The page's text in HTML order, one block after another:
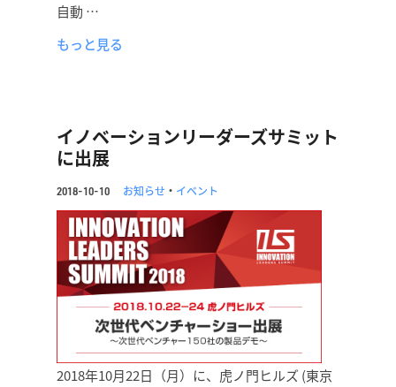
自動 …
もっと見る
イノベーションリーダーズサミット
に出展
2018-10-10 お知らせ ・ イベント
2018年10月22日（月）に、虎ノ門ヒルズ (東京